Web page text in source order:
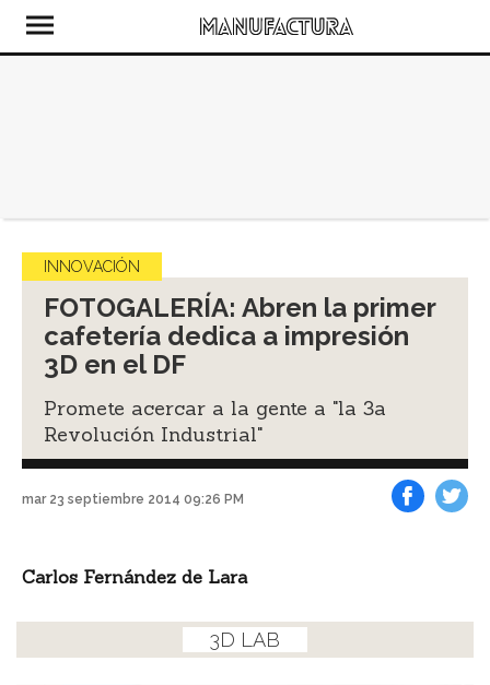
INNOVACIÓN
FOTOGALERÍA: Abren la primer
cafetería dedica a impresión
3D en el DF
Promete acercar a la gente a "la 3a
Revolución Industrial"
mar 23 septiembre 2014 09:26 PM
Carlos Fernández de Lara
3D LAB